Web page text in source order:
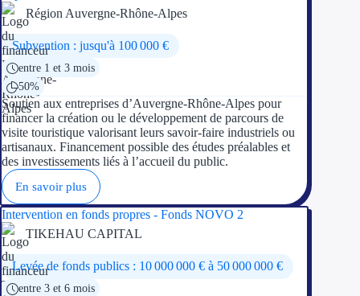
FAQ
Blog
Nos partenaires
Région Auvergne-Rhône-Alpes
Subvention : jusqu'à 100 000 €
entre 1 et 3 mois
50%
Soutien aux entreprises d’Auvergne-Rhône-Alpes pour
financer la création ou le développement de parcours de
visite touristique valorisant leurs savoir-faire industriels ou
artisanaux. Financement possible des études préalables et
des investissements liés à l’accueil du public.
En savoir plus
Intervention en fonds propres - Fonds NOVO 2
TIKEHAU CAPITAL
Levée de fonds publics : 10 000 000 € à 50 000 000 €
entre 3 et 6 mois